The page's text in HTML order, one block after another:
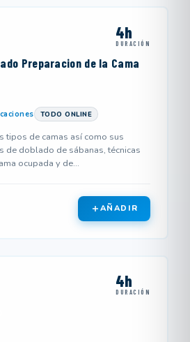
4h
DURACIÓN
Preparacion de la Cama
TODO ONLINE
tipos de camas así como sus
de doblado de sábanas, técnicas
ocupada y de...
AÑADIR
4h
DURACIÓN